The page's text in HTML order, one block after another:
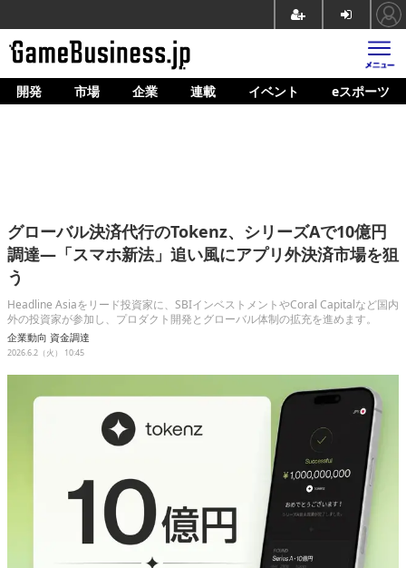
ホーム
企業動向
人材育成
産業政策
連載
開発 市場 企業 連載 イベント eスポーツ
グローバル決済代行のTokenz、シリーズAで10億円
調達—「スマホ新法」追い風にアプリ外決済市場を狙
う
Headline Asiaをリード投資家に、SBIインベストメントやCoral Capitalなど国内
外の投資家が参加し、プロダクト開発とグローバル体制の拡充を進めます。
企業動向 資金調達
2026.6.2（火） 10:45